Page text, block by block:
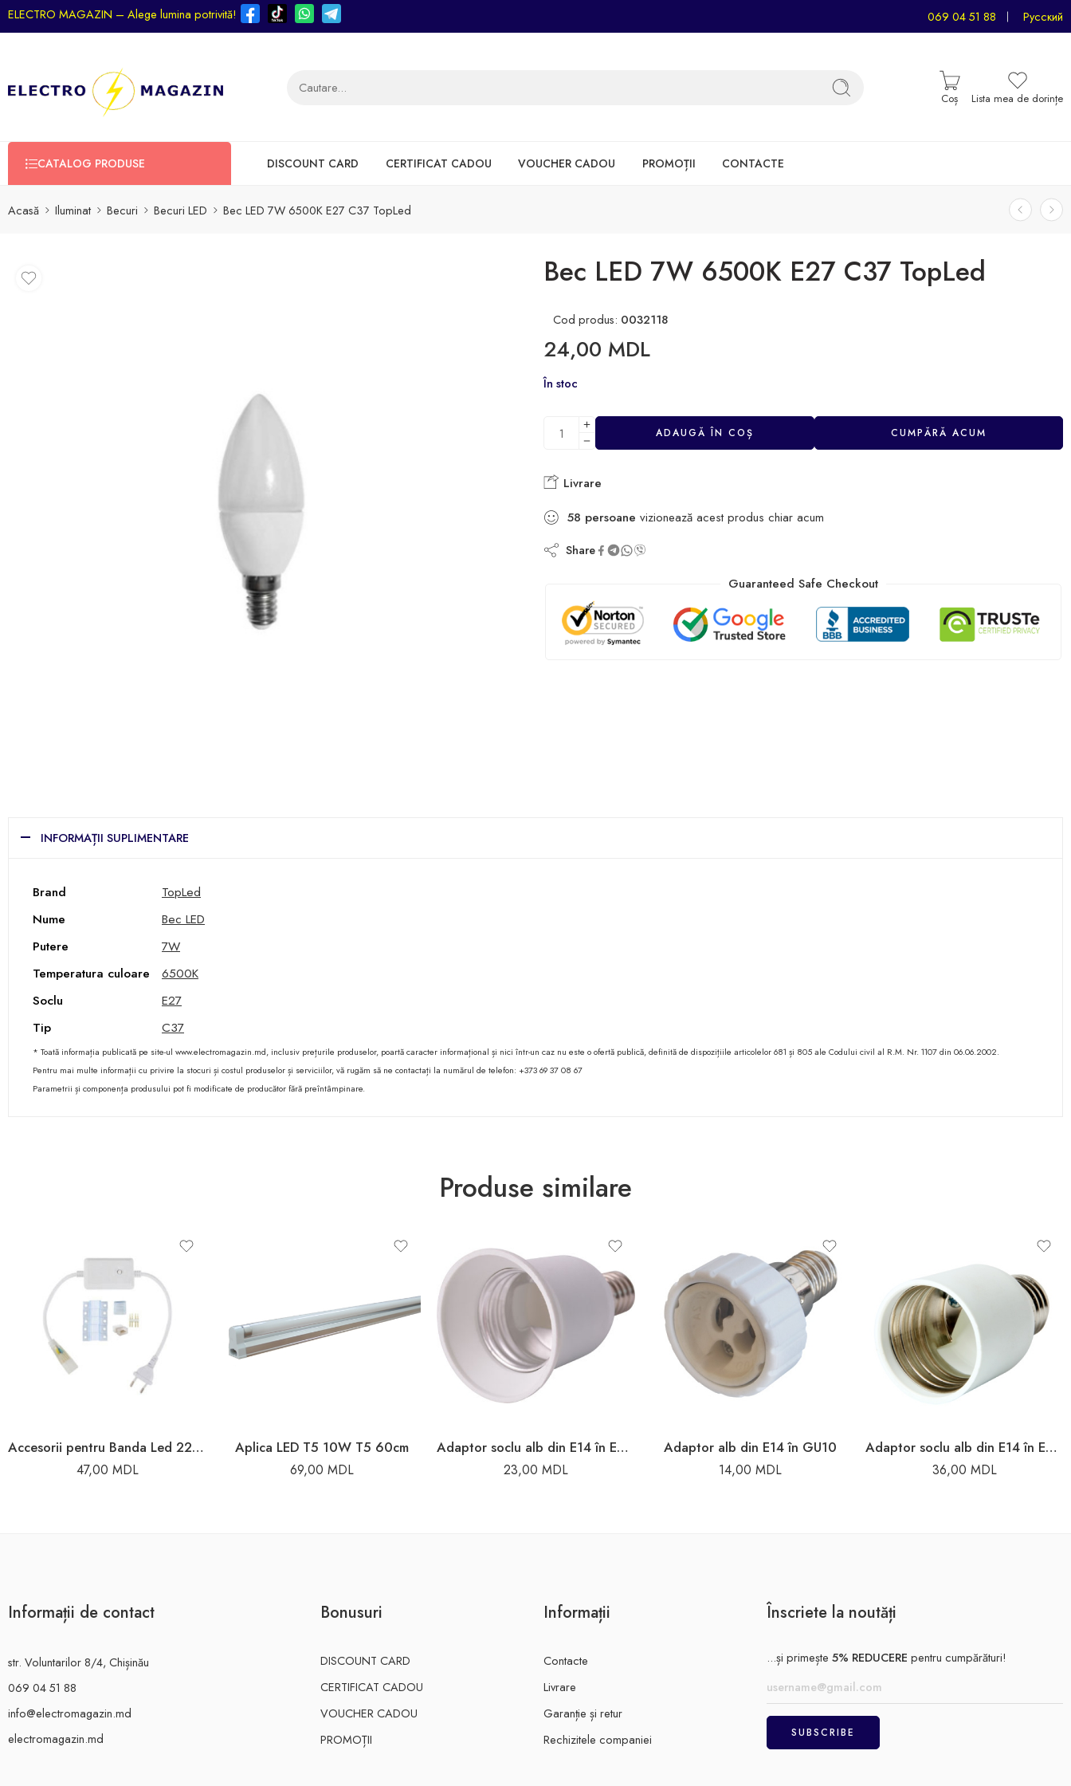
ELECTRO MAGAZIN – Alege lumina potrivită! 069 04 51 88 Русский
Coș Lista mea de dorințe
CATALOG PRODUSE DISCOUNT CARD CERTIFICAT CADOU VOUCHER CADOU PROMOȚII CONTACTE
Acasă Iluminat Becuri Becuri LED Bec LED 7W 6500K E27 C37 TopLed
Bec LED 7W 6500K E27 C37 TopLed
Cod produs: 0032118
24,00 MDL
În stoc
ADAUGĂ ÎN COȘ CUMPĂRĂ ACUM
Livrare
58 persoane vizionează acest produs chiar acum
Share
Guaranteed Safe Checkout
INFORMAȚII SUPLIMENTARE
Brand
TopLed
Nume
Bec LED
Putere
7W
Temperatura culoare
6500K
Soclu
E27
Tip
C37
* Toată informația publicată pe site-ul www.electromagazin.md, inclusiv prețurile produselor, poartă caracter informațional și nici într-un caz nu este o ofertă publică, definită de dispozițiile articolelor 681 și 805 ale Codului civil al R.M. Nr. 1107 din 06.06.2002.
Pentru mai multe informații cu privire la stocuri și costul produselor și serviciilor, vă rugăm să ne contactați la numărul de telefon: +373 69 37 08 67
Parametrii și componența produsului pot fi modificate de producător fără preîntâmpinare.
Produse similare
Accesorii pentru Banda Led 220V-240V Horoz
47,00 MDL
Aplica LED T5 10W T5 60cm
69,00 MDL
Adaptor soclu alb din E14 în E27 Enext
23,00 MDL
Adaptor alb din E14 în GU10
14,00 MDL
Adaptor soclu alb din Е14 în E40 Enext
36,00 MDL
Informații de contact
str. Voluntarilor 8/4, Chișinău
069 04 51 88
info@electromagazin.md
electromagazin.md
Bonusuri
DISCOUNT CARD
CERTIFICAT CADOU
VOUCHER CADOU
PROMOȚII
Informații
Contacte
Livrare
Garanție și retur
Rechizitele companiei
Înscriete la noutăți
...și primește 5% REDUCERE pentru cumpărături!